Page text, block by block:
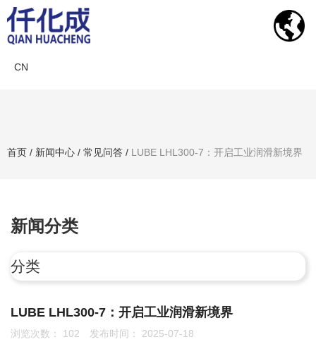
CN
首页 / 新闻中心 / 常见问答 / LUBE LHL300-7：开启工业润滑新境界
新闻分类
分类
联系我们
LUBE LHL300-7：开启工业润滑新境界
浏览次数： 102 发布时间： 2025-07-18